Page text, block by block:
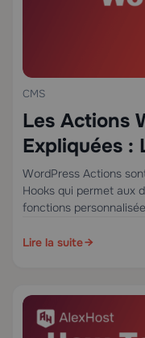
CMS
Les Actions
Expliquées :
Développeur
WordPress Actions
Hooks qui permet aux
fonctions
jamais toucher aux
Lire la suite